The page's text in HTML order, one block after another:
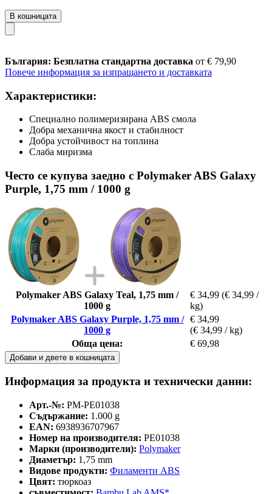
В кошницата
България: Безплатна стандартна доставка от € 79,90
Повече информация за изпращането и доставката
Характеристики:
Специално полимеризирана ABS смола
Добра механична якост и стабилност
Добра устойчивост на топлина
Слаба миризма
Често се купува заедно с Polymaker ABS Galaxy
Purple, 1,75 mm / 1000 g
Polymaker ABS Galaxy Teal, 1,75 mm /
1000 g
€ 34,99 (€ 34,99 /
kg)
Polymaker ABS Galaxy Purple, 1,75 mm /
1000 g
€ 34,99
(€ 34,99 / kg)
Обща цена:
€ 69,98
Добави и двете в кошницата
Информация за продукта и технически данни:
Арт.-№: PM-PE01038
Съдържание: 1.000 g
EAN: 6938936707967
Номер на производителя: PE01038
Марки (производители): Polymaker
Диаметър: 1,75 mm
Видове продукти: Филаменти ABS
Цвят: тюркоаз